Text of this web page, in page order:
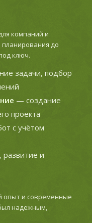
компаний и
до
ключ.
задачи, подбор
— создание
проекта
с учётом
и
и современные
надежным,